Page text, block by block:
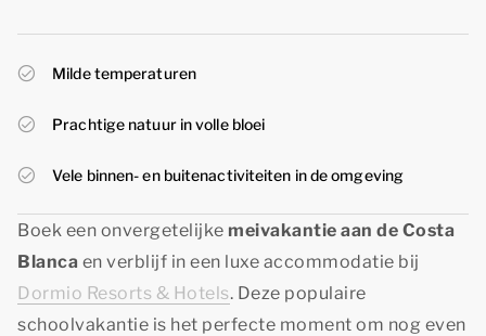
Milde temperaturen
Prachtige natuur in volle bloei
Vele binnen- en buitenactiviteiten in de omgeving
Boek een onvergetelijke meivakantie aan de Costa
Blanca en verblijf in een luxe accommodatie bij
Dormio Resorts & Hotels. Deze populaire
schoolvakantie is het perfecte moment om nog even